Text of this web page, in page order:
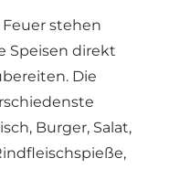
stehen
Speisen direkt
Die
Burger, Salat,